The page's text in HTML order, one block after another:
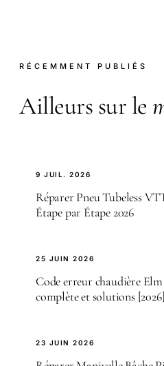
RÉCEMMENT PUBLIÉS
Ailleurs sur le
9 JUIL. 2026
Réparer Pneu Tubeless
Étape par Étape 2026
25 JUIN 2026
Code erreur chaudière
complète et solutions [2026]
23 JUIN 2026